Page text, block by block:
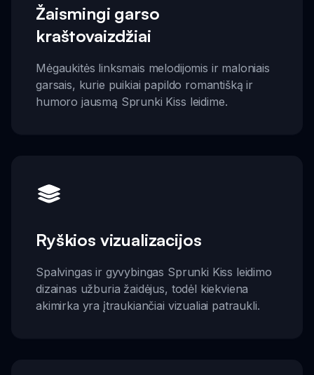
Žaismingi garso
kraštovaizdžiai
Mėgaukitės linksmais melodijomis ir maloniais
garsais, kurie puikiai papildo romantišką ir
humoro jausmą Sprunki Kiss leidime.
Ryškios vizualizacijos
Spalvingas ir gyvybingas Sprunki Kiss leidimo
dizainas užburia žaidėjus, todėl kiekviena
akimirka yra įtraukiančiai vizualiai patraukli.